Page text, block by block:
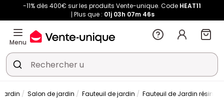
-11% dès 400€ sur les produits Vente-unique. Code HEAT11
Plus que : 01j 03h 07m 46s
Menu
jardin Salon de jardin Fauteuil de jardin Fauteuil de Jardin résine